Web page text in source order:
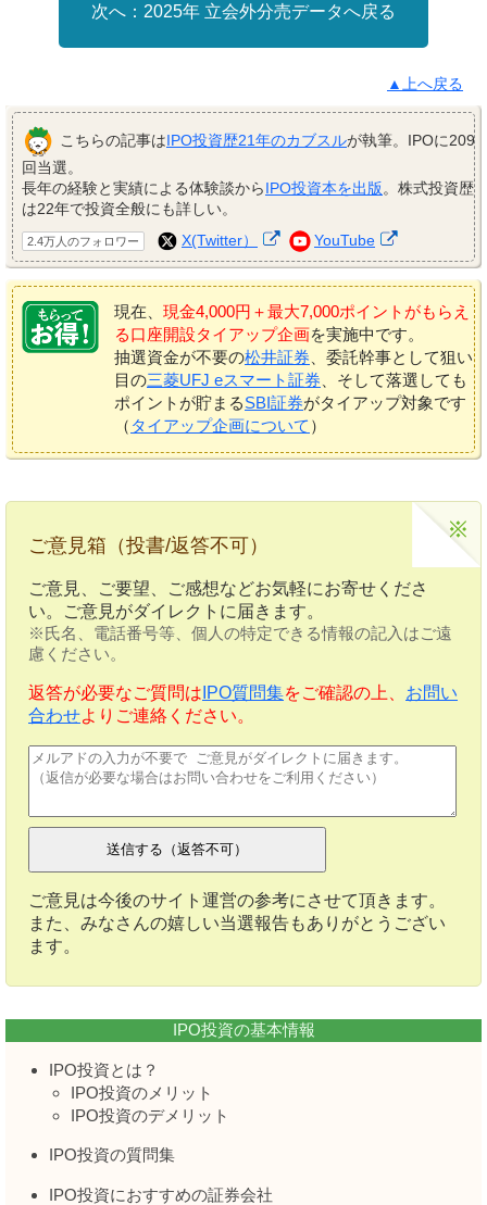
2025年 立会外分売データへ戻る
▲上へ戻る
こちらの記事はIPO投資歴21年のカブスルが執筆。IPOに209
回当選。
長年の経験と実績による体験談からIPO投資本を出版。株式投資歴
は22年で投資全般にも詳しい。
2.4万人のフォロワー X(Twitter） YouTube
現在、 現金4,000円＋最大7,000ポイントがもらえ
る口座開設タイアップ企画を実施中です。
抽選資金が不要の松井証券 、委託幹事として狙い
目の三菱UFJ eスマート証券 、そして落選しても
ポイントが貯まるSBI証券がタイアップ対象です
（ タイアップ企画について ）
ご意見箱（投書/返答不可）
ご意見、ご要望、ご感想などお気軽にお寄せくださ
い。ご意見がダイレクトに届きます。
※氏名、電話番号等、個人の特定できる情報の記入はご遠
慮ください。
返答が必要なご質問は IPO質問集をご確認の上、 お問い
合わせよりご連絡ください。
ご意見は今後のサイト運営の参考にさせて頂きます。
また、みなさんの嬉しい当選報告もありがとうござい
ます。
IPO投資の基本情報
IPO投資とは？
IPO投資のメリット
IPO投資のデメリット
IPO投資の質問集
IPO投資におすすめの証券会社